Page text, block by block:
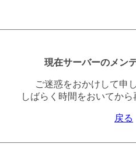
現在サーバーのメン
ご迷惑をおかけして申
しばらく時間をおいてから
戻る